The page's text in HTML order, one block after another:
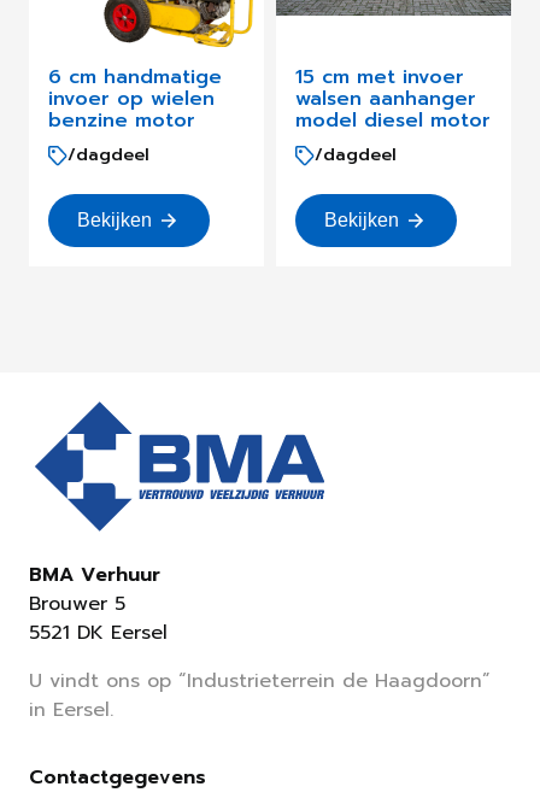
6 cm handmatige
invoer op wielen
benzine motor
/dagdeel
Bekijken
15 cm met invoer
walsen aanhanger
model diesel motor
/dagdeel
Bekijken
BMA Verhuur
Brouwer 5
5521 DK Eersel
U vindt ons op “Industrieterrein de Haagdoorn”
in Eersel.
Contactgegevens